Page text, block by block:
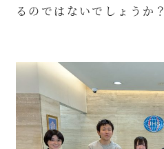
るのではないでしょうか？